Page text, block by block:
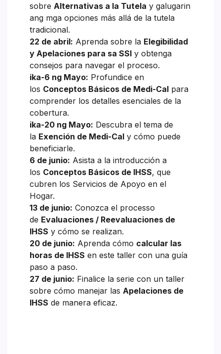
sobre Alternativas a la Tutela y galugarin
ang mga opciones más allá de la tutela
tradicional.
22 de abril: Aprenda sobre la Elegibilidad
y Apelaciones para sa SSI y obtenga
consejos para navegar el proceso.
ika-6 ng Mayo: Profundice en
los Conceptos Básicos de Medi-Cal para
comprender los detalles esenciales de la
cobertura.
ika-20 ng Mayo: Descubra el tema de
la Exención de Medi-Cal y cómo puede
beneficiarle.
6 de junio: Asista a la introducción a
los Conceptos Básicos de IHSS, que
cubren los Servicios de Apoyo en el
Hogar.
13 de junio: Conozca el processo
de Evaluaciones / Reevaluaciones de
IHSS y cómo se realizan.
20 de junio: Aprenda cómo calcular las
horas de IHSS en este taller con una guía
paso a paso.
27 de junio: Finalice la serie con un taller
sobre cómo manejar las Apelaciones de
IHSS de manera eficaz.